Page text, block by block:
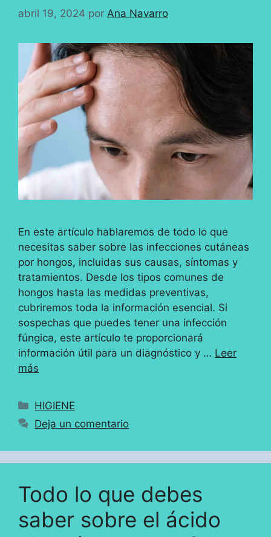
abril 19, 2024 por Ana Navarro
En este artículo hablaremos de todo lo que
necesitas saber sobre las infecciones cutáneas
por hongos, incluidas sus causas, síntomas y
tratamientos. Desde los tipos comunes de
hongos hasta las medidas preventivas,
cubriremos toda la información esencial. Si
sospechas que puedes tener una infección
fúngica, este artículo te proporcionará
información útil para un diagnóstico y … Leer
más
Categorías
HIGIENE
Deja un comentario
Todo lo que debes
saber sobre el ácido